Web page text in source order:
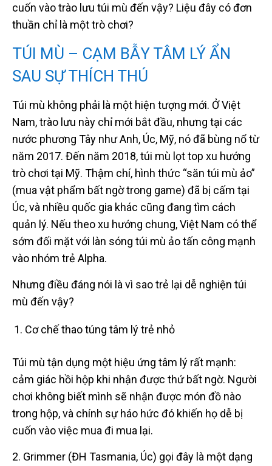
cuốn vào trào lưu túi mù đến vậy? Liệu đây có đơn
thuần chỉ là một trò chơi?
TÚI MÙ – CẠM BẪY TÂM LÝ ẨN
SAU SỰ THÍCH THÚ
Túi mù không phải là một hiện tượng mới. Ở Việt
Nam, trào lưu này chỉ mới bắt đầu, nhưng tại các
nước phương Tây như Anh, Úc, Mỹ, nó đã bùng nổ từ
năm 2017. Đến năm 2018, túi mù lọt top xu hướng
trò chơi tại Mỹ. Thậm chí, hình thức “săn túi mù ảo”
(mua vật phẩm bất ngờ trong game) đã bị cấm tại
Úc, và nhiều quốc gia khác cũng đang tìm cách
quản lý. Nếu theo xu hướng chung, Việt Nam có thể
sớm đối mặt với làn sóng túi mù ảo tấn công mạnh
vào nhóm trẻ Alpha.
Nhưng điều đáng nói là vì sao trẻ lại dễ nghiện túi
mù đến vậy?
Cơ chế thao túng tâm lý trẻ nhỏ
Túi mù tận dụng một hiệu ứng tâm lý rất mạnh:
cảm giác hồi hộp khi nhận được thứ bất ngờ. Người
chơi không biết mình sẽ nhận được món đồ nào
trong hộp, và chính sự háo hức đó khiến họ dễ bị
cuốn vào việc mua đi mua lại.
2. Grimmer (ĐH Tasmania, Úc) gọi đây là một dạng